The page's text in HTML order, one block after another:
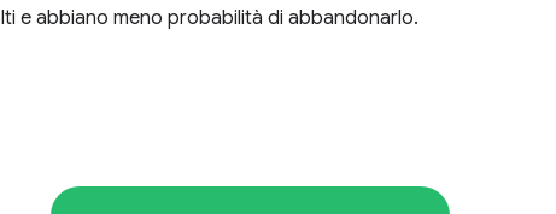
e abbiano meno probabilità di abbandonarlo.